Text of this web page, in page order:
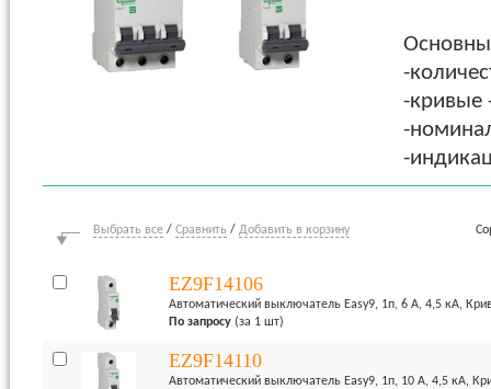
-
-кривые
-
-
Выбрать все / Сравнить / Добавить в корзину
EZ9F14106
Автоматический выключатель Easy9, 1п, 6 А, 4,5 кА,
По запросу (за 1 шт)
EZ9F14110
Автоматический выключатель Easy9, 1п, 10 А, 4,5 кА,